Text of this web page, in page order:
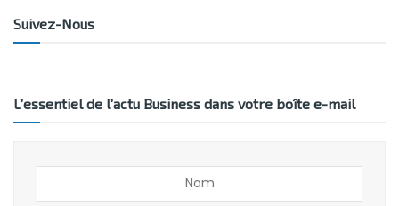
Suivez-Nous
L’essentiel de l’actu Business dans votre boîte e-mail